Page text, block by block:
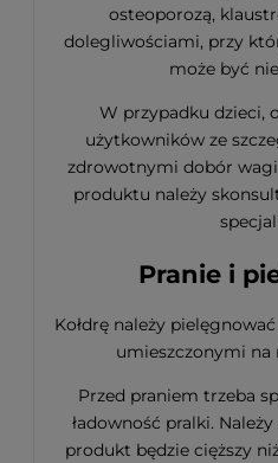
osteoporozą,
dolegliwościami, przy
może być
W przypadku dzieci,
użytkowników ze
zdrowotnymi dobór
produktu należy
Pranie i
Kołdrę należy
umieszczonymi
Przed praniem trzeba
ładowność pralki.
produkt będzie cięższy